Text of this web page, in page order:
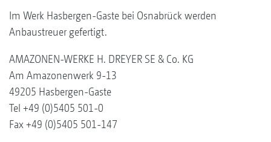
Im Werk Hasbergen-Gaste bei Osnabrück werden
Anbaustreuer gefertigt.
AMAZONEN-WERKE H. DREYER SE & Co. KG
Am Amazonenwerk 9-13
49205 Hasbergen-Gaste
Tel +49 (0)5405 501-0
Fax +49 (0)5405 501-147